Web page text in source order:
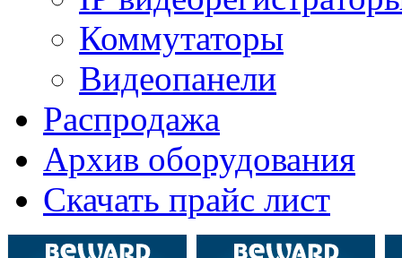
Коммутаторы
Видеопанели
Распродажа
Архив оборудования
Скачать прайс лист